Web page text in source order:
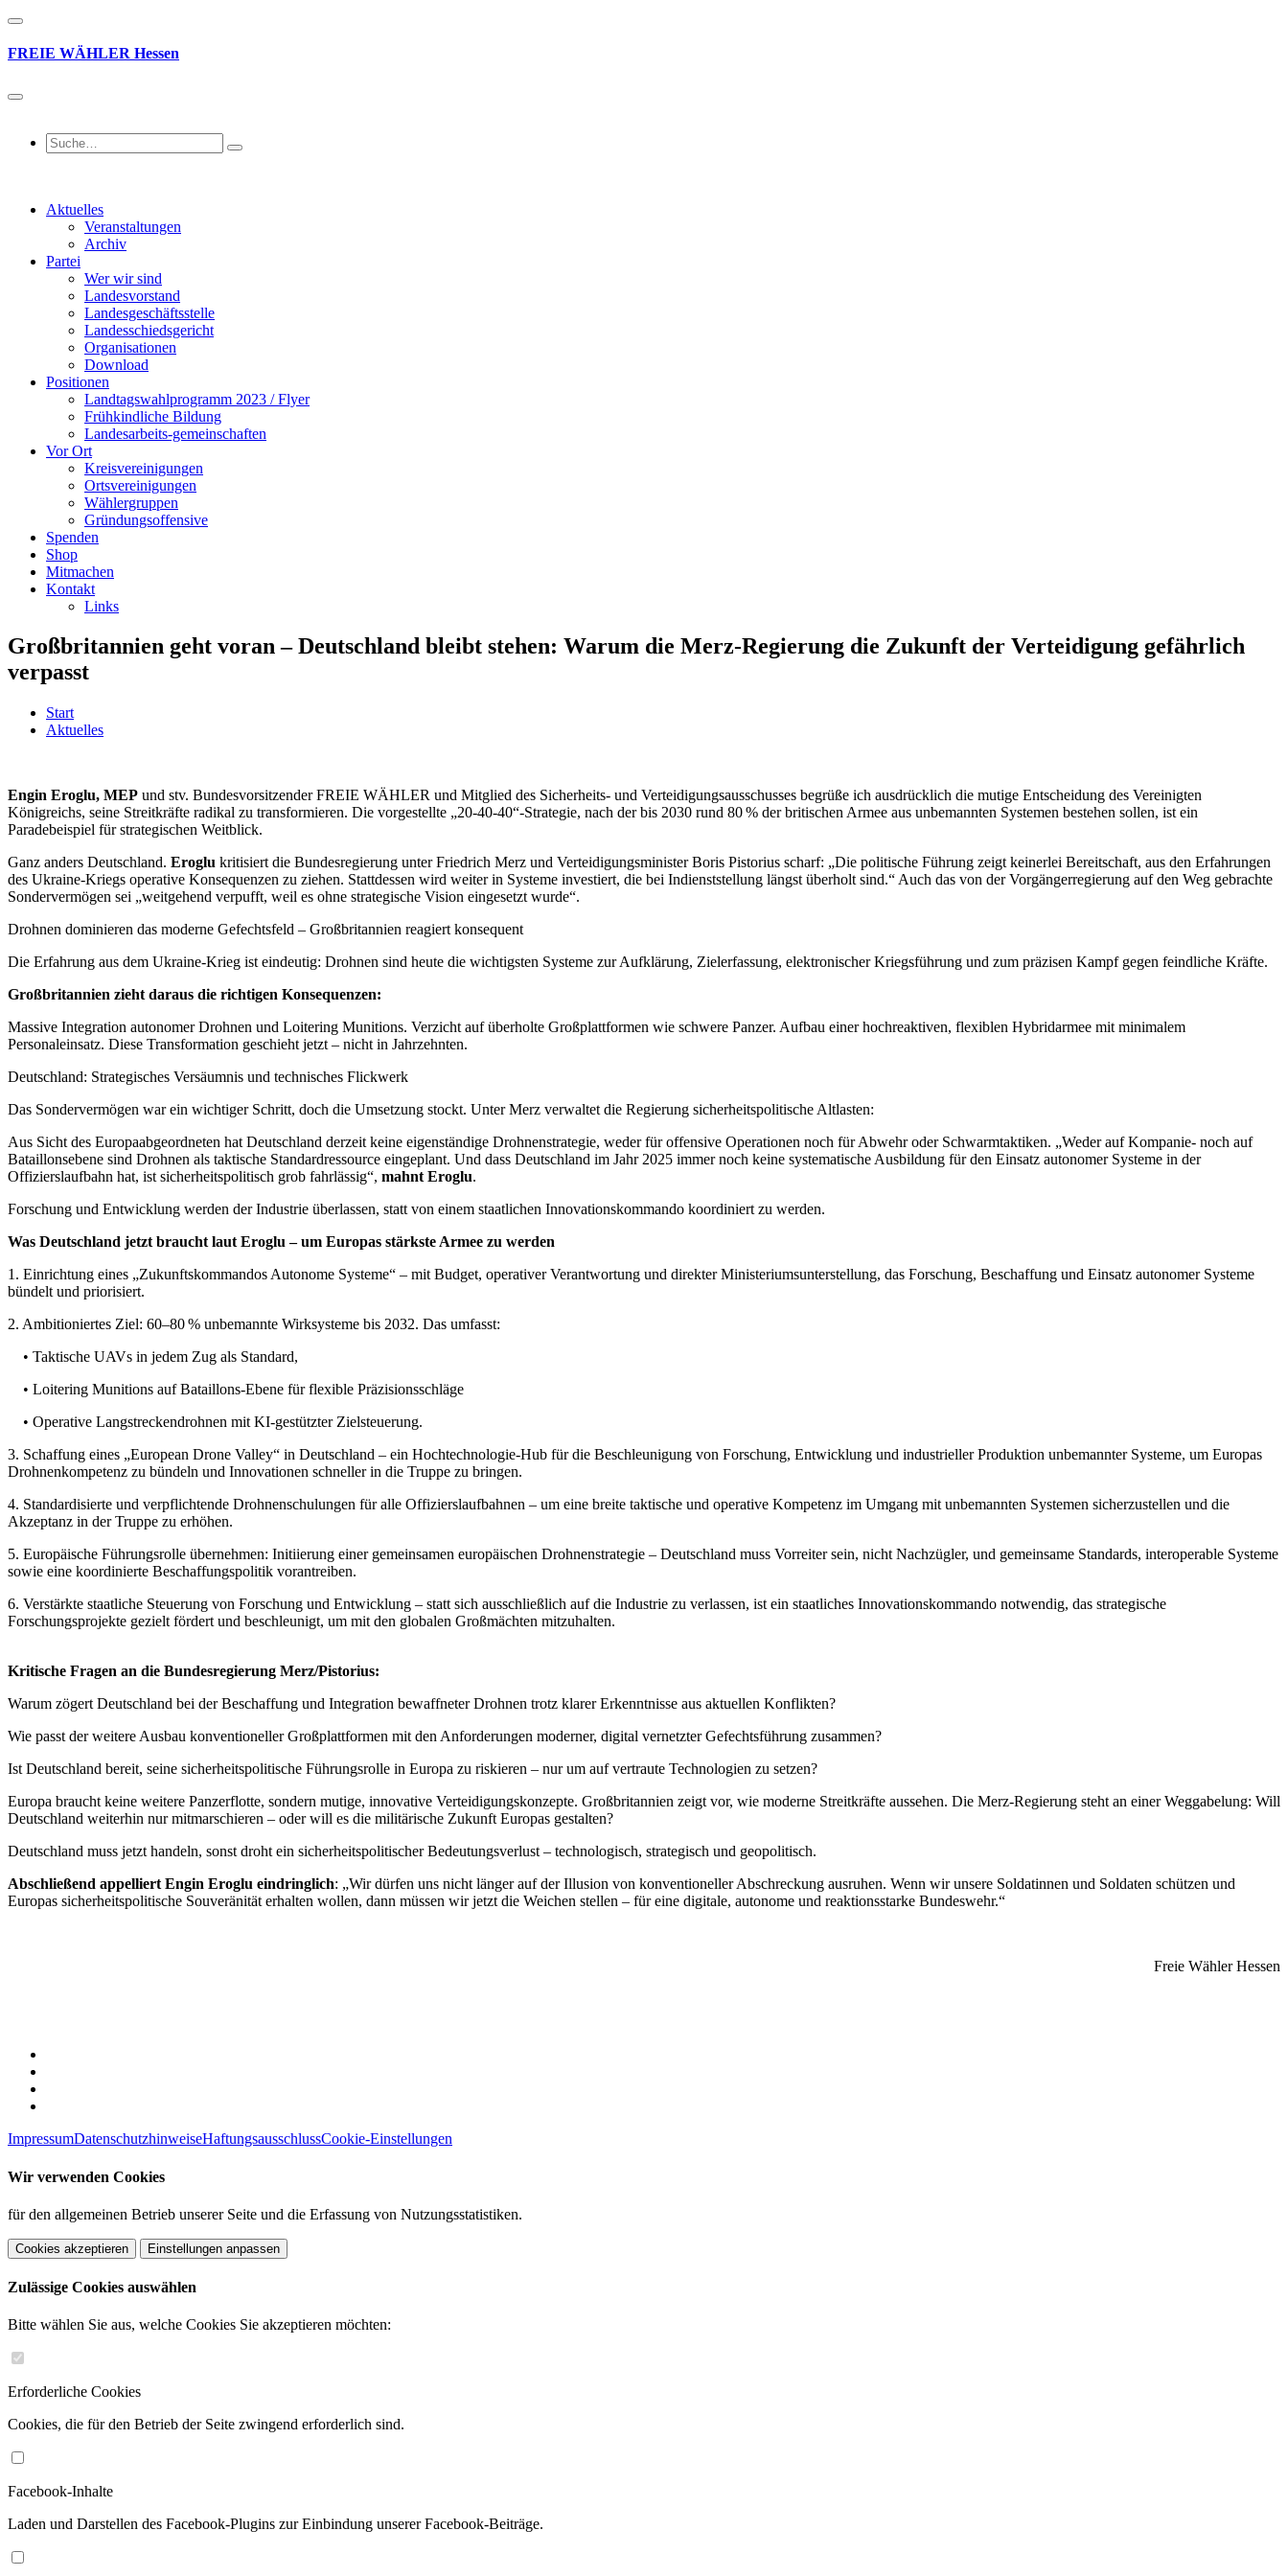
FREIE WÄHLER Hessen
Aktuelles
Veranstaltungen
Archiv
Partei
Wer wir sind
Landesvorstand
Landesgeschäftsstelle
Landesschiedsgericht
Organisationen
Download
Positionen
Landtagswahlprogramm 2023 / Flyer
Frühkindliche Bildung
Landesarbeits-gemeinschaften
Vor Ort
Kreisvereinigungen
Ortsvereinigungen
Wählergruppen
Gründungsoffensive
Spenden
Shop
Mitmachen
Kontakt
Links
Großbritannien geht voran – Deutschland bleibt stehen: Warum die Merz-Regierung die Zukunft der Verteidigung gefährlich
verpasst
Start
Aktuelles
Engin Eroglu, MEP und stv. Bundesvorsitzender FREIE WÄHLER und Mitglied des Sicherheits- und Verteidigungsausschusses begrüße ich ausdrücklich die mutige Entscheidung des Vereinigten
Königreichs, seine Streitkräfte radikal zu transformieren. Die vorgestellte „20-40-40“-Strategie, nach der bis 2030 rund 80 % der britischen Armee aus unbemannten Systemen bestehen sollen, ist ein
Paradebeispiel für strategischen Weitblick.
Ganz anders Deutschland. Eroglu kritisiert die Bundesregierung unter Friedrich Merz und Verteidigungsminister Boris Pistorius scharf: „Die politische Führung zeigt keinerlei Bereitschaft, aus den Erfahrungen
des Ukraine-Kriegs operative Konsequenzen zu ziehen. Stattdessen wird weiter in Systeme investiert, die bei Indienststellung längst überholt sind.“ Auch das von der Vorgängerregierung auf den Weg gebrachte
Sondervermögen sei „weitgehend verpufft, weil es ohne strategische Vision eingesetzt wurde“.
Drohnen dominieren das moderne Gefechtsfeld – Großbritannien reagiert konsequent
Die Erfahrung aus dem Ukraine-Krieg ist eindeutig: Drohnen sind heute die wichtigsten Systeme zur Aufklärung, Zielerfassung, elektronischer Kriegsführung und zum präzisen Kampf gegen feindliche Kräfte.
Großbritannien zieht daraus die richtigen Konsequenzen:
Massive Integration autonomer Drohnen und Loitering Munitions. Verzicht auf überholte Großplattformen wie schwere Panzer. Aufbau einer hochreaktiven, flexiblen Hybridarmee mit minimalem
Personaleinsatz. Diese Transformation geschieht jetzt – nicht in Jahrzehnten.
Deutschland: Strategisches Versäumnis und technisches Flickwerk
Das Sondervermögen war ein wichtiger Schritt, doch die Umsetzung stockt. Unter Merz verwaltet die Regierung sicherheitspolitische Altlasten:
Aus Sicht des Europaabgeordneten hat Deutschland derzeit keine eigenständige Drohnenstrategie, weder für offensive Operationen noch für Abwehr oder Schwarmtaktiken. „Weder auf Kompanie- noch auf
Bataillonsebene sind Drohnen als taktische Standardressource eingeplant. Und dass Deutschland im Jahr 2025 immer noch keine systematische Ausbildung für den Einsatz autonomer Systeme in der
Offizierslaufbahn hat, ist sicherheitspolitisch grob fahrlässig“, mahnt Eroglu.
Forschung und Entwicklung werden der Industrie überlassen, statt von einem staatlichen Innovationskommando koordiniert zu werden.
Was Deutschland jetzt braucht laut Eroglu – um Europas stärkste Armee zu werden
1. Einrichtung eines „Zukunftskommandos Autonome Systeme“ – mit Budget, operativer Verantwortung und direkter Ministeriumsunterstellung, das Forschung, Beschaffung und Einsatz autonomer Systeme
bündelt und priorisiert.
2. Ambitioniertes Ziel: 60–80 % unbemannte Wirksysteme bis 2032. Das umfasst:
• Taktische UAVs in jedem Zug als Standard,
• Loitering Munitions auf Bataillons-Ebene für flexible Präzisionsschläge
• Operative Langstreckendrohnen mit KI-gestützter Zielsteuerung.
3. Schaffung eines „European Drone Valley“ in Deutschland – ein Hochtechnologie-Hub für die Beschleunigung von Forschung, Entwicklung und industrieller Produktion unbemannter Systeme, um Europas
Drohnenkompetenz zu bündeln und Innovationen schneller in die Truppe zu bringen.
4. Standardisierte und verpflichtende Drohnenschulungen für alle Offizierslaufbahnen – um eine breite taktische und operative Kompetenz im Umgang mit unbemannten Systemen sicherzustellen und die
Akzeptanz in der Truppe zu erhöhen.
5. Europäische Führungsrolle übernehmen: Initiierung einer gemeinsamen europäischen Drohnenstrategie – Deutschland muss Vorreiter sein, nicht Nachzügler, und gemeinsame Standards, interoperable Systeme
sowie eine koordinierte Beschaffungspolitik vorantreiben.
6. Verstärkte staatliche Steuerung von Forschung und Entwicklung – statt sich ausschließlich auf die Industrie zu verlassen, ist ein staatliches Innovationskommando notwendig, das strategische
Forschungsprojekte gezielt fördert und beschleunigt, um mit den globalen Großmächten mitzuhalten.
Kritische Fragen an die Bundesregierung Merz/Pistorius:
Warum zögert Deutschland bei der Beschaffung und Integration bewaffneter Drohnen trotz klarer Erkenntnisse aus aktuellen Konflikten?
Wie passt der weitere Ausbau konventioneller Großplattformen mit den Anforderungen moderner, digital vernetzter Gefechtsführung zusammen?
Ist Deutschland bereit, seine sicherheitspolitische Führungsrolle in Europa zu riskieren – nur um auf vertraute Technologien zu setzen?
Europa braucht keine weitere Panzerflotte, sondern mutige, innovative Verteidigungskonzepte. Großbritannien zeigt vor, wie moderne Streitkräfte aussehen. Die Merz-Regierung steht an einer Weggabelung: Will
Deutschland weiterhin nur mitmarschieren – oder will es die militärische Zukunft Europas gestalten?
Deutschland muss jetzt handeln, sonst droht ein sicherheitspolitischer Bedeutungsverlust – technologisch, strategisch und geopolitisch.
Abschließend appelliert Engin Eroglu eindringlich: „Wir dürfen uns nicht länger auf der Illusion von konventioneller Abschreckung ausruhen. Wenn wir unsere Soldatinnen und Soldaten schützen und
Europas sicherheitspolitische Souveränität erhalten wollen, dann müssen wir jetzt die Weichen stellen – für eine digitale, autonome und reaktionsstarke Bundeswehr.“
Freie Wähler Hessen
ImpressumDatenschutzhinweiseHaftungsausschlussCookie-Einstellungen
Wir verwenden Cookies
für den allgemeinen Betrieb unserer Seite und die Erfassung von Nutzungsstatistiken.
Cookies akzeptieren Einstellungen anpassen
Zulässige Cookies auswählen
Bitte wählen Sie aus, welche Cookies Sie akzeptieren möchten:
Erforderliche Cookies
Cookies, die für den Betrieb der Seite zwingend erforderlich sind.
Facebook-Inhalte
Laden und Darstellen des Facebook-Plugins zur Einbindung unserer Facebook-Beiträge.